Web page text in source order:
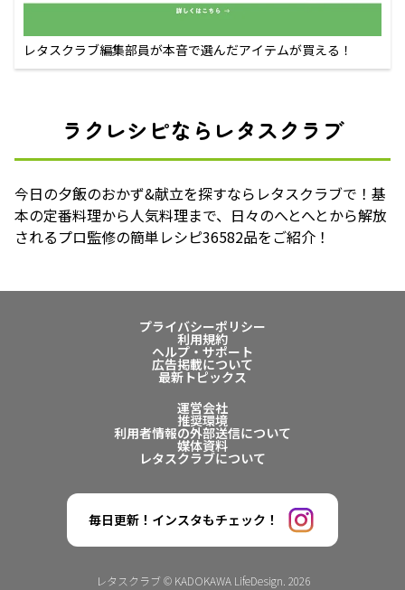
レタスクラブ編集部員が本音で選んだアイテムが買える！
ラクレシピならレタスクラブ
今日の夕飯のおかず&献立を探すならレタスクラブで！基
本の定番料理から人気料理まで、日々のへとへとから解放
されるプロ監修の簡単レシピ36582品をご紹介！
プライバシーポリシー
利用規約
ヘルプ・サポート
広告掲載について
最新トピックス
運営会社
推奨環境
利用者情報の外部送信について
媒体資料
レタスクラブについて
毎日更新！インスタもチェック！
レタスクラブ © KADOKAWA LifeDesign. 2026